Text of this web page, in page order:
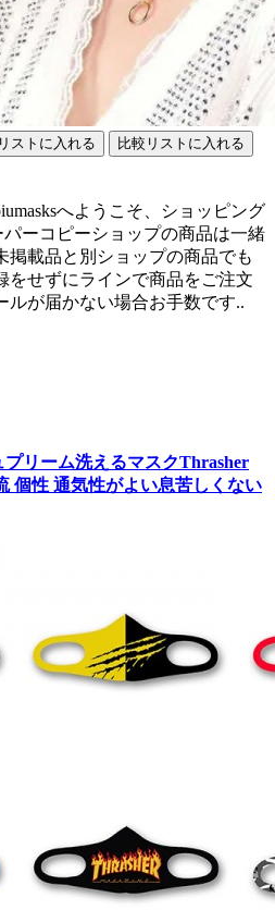
ストに入れる
比較リストに入れる
へようこそ、ショッピング
ーコピーショップの商品は一緒
載品と別ショップの商品でも
せずにラインで商品をご注文
が届かない場合お手数です..
リーム洗えるマスクThrasher
個性 通気性がよい息苦しくない